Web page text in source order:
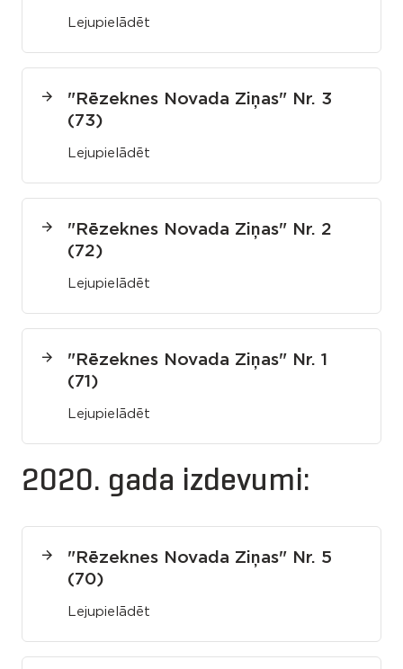
Lejupielādēt
"Rēzeknes Novada Ziņas" Nr. 3
(73)
Lejupielādēt
"Rēzeknes Novada Ziņas" Nr. 2
(72)
Lejupielādēt
"Rēzeknes Novada Ziņas" Nr. 1
(71)
Lejupielādēt
2020. gada izdevumi:
"Rēzeknes Novada Ziņas" Nr. 5
(70)
Lejupielādēt